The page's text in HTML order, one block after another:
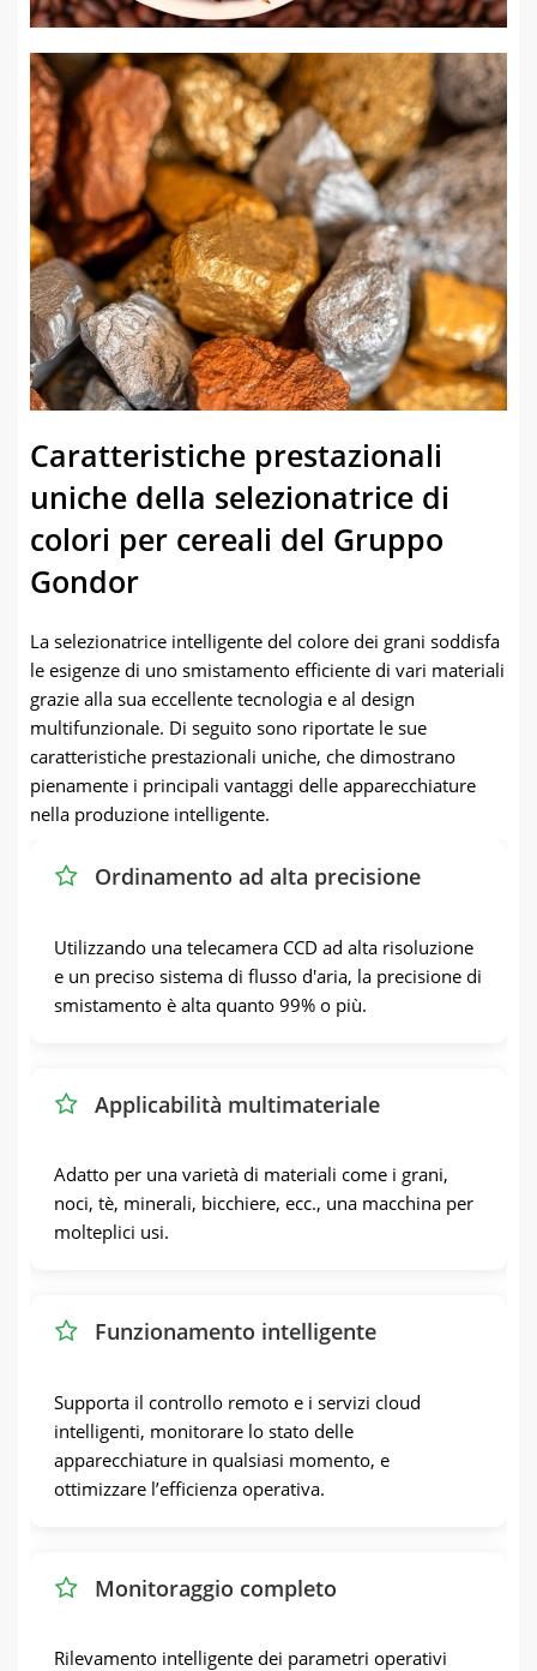
Caratteristiche prestazionali
uniche della selezionatrice di
colori per cereali del Gruppo
Gondor
La selezionatrice intelligente del colore dei grani soddisfa
le esigenze di uno smistamento efficiente di vari materiali
grazie alla sua eccellente tecnologia e al design
multifunzionale. Di seguito sono riportate le sue
caratteristiche prestazionali uniche, che dimostrano
pienamente i principali vantaggi delle apparecchiature
nella produzione intelligente.
Ordinamento ad alta precisione
Utilizzando una telecamera CCD ad alta risoluzione
e un preciso sistema di flusso d'aria, la precisione di
smistamento è alta quanto 99% o più.
Applicabilità multimateriale
Adatto per una varietà di materiali come i grani,
noci, tè, minerali, bicchiere, ecc., una macchina per
molteplici usi.
Funzionamento intelligente
Supporta il controllo remoto e i servizi cloud
intelligenti, monitorare lo stato delle
apparecchiature in qualsiasi momento, e
ottimizzare l’efficienza operativa.
Monitoraggio completo
Rilevamento intelligente dei parametri operativi